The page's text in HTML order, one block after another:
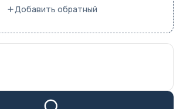
Добавить обратный